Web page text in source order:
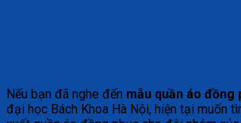
Nếu bạn đã nghe đến mẫu quần áo đồng
đại học Bách Khoa Hà Nội, hiện tại muốn